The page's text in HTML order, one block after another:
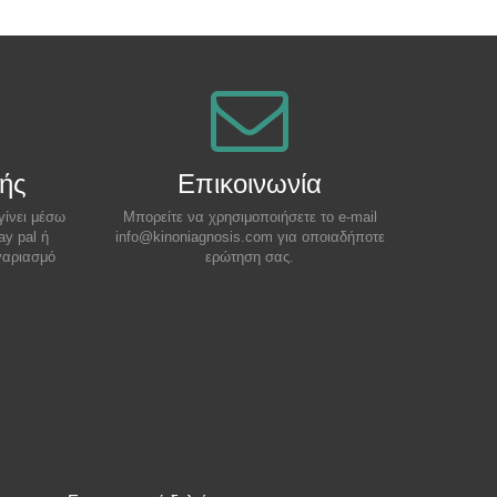
μέσω
pal ή
Επικοινωνία
Μπορείτε να χρησιμοποιήσετε το e-mail
info@kinoniagnosis.com για οποιαδήποτε
ερώτηση σας.